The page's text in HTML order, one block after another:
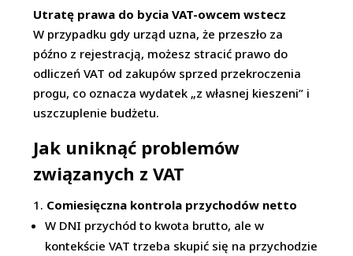
Utratę prawa do bycia VAT-owcem wstecz
W przypadku gdy urząd uzna, że przeszło za
późno z rejestracją, możesz stracić prawo do
odliczeń VAT od zakupów sprzed przekroczenia
progu, co oznacza wydatek „z własnej kieszeni” i
uszczuplenie budżetu.
Jak uniknąć problemów
związanych z VAT
Comiesięczna kontrola przychodów netto
W DNI przychód to kwota brutto, ale w
kontekście VAT trzeba skupić się na przychodzie